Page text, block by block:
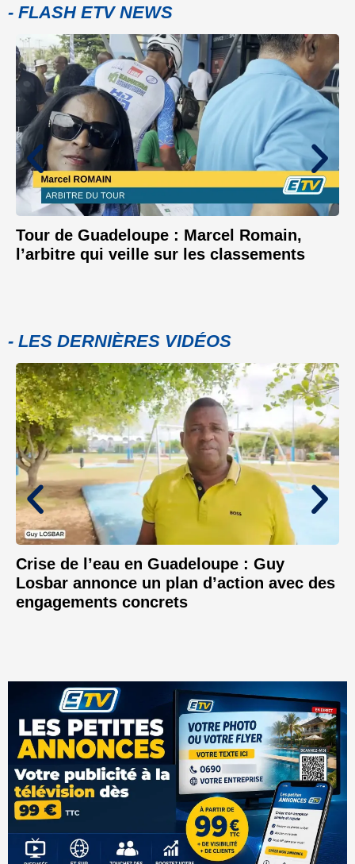
- FLASH ETV NEWS
Tour de Guadeloupe : Marcel Romain,
l’arbitre qui veille sur les classements
- LES DERNIÈRES VIDÉOS
Crise de l’eau en Guadeloupe : Guy
Losbar annonce un plan d’action avec des
engagements concrets